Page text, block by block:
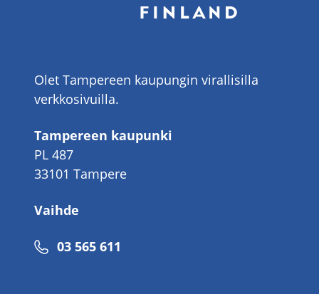
Olet Tampereen kaupungin virallisilla
verkkosivuilla.
Tampereen kaupunki
PL 487
33101 Tampere
Vaihde
Puhelinnumero
03 565 611